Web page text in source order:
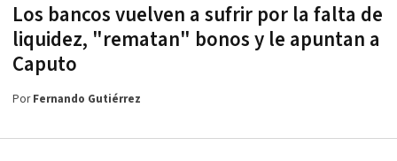
Los bancos vuelven a sufrir por la falta de
liquidez, "rematan" bonos y le apuntan a
Caputo
PorFernando Gutiérrez